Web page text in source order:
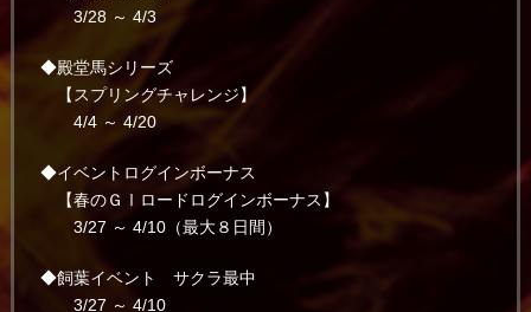
3/28 ～ 4/3
◆殿堂馬シリーズ
【スプリングチャレンジ】
4/4 ～ 4/20
◆イベントログインボーナス
【春のＧⅠロードログインボーナス】
3/27 ～ 4/10（最大８日間）
◆飼葉イベント サクラ最中
3/27 ～ 4/10